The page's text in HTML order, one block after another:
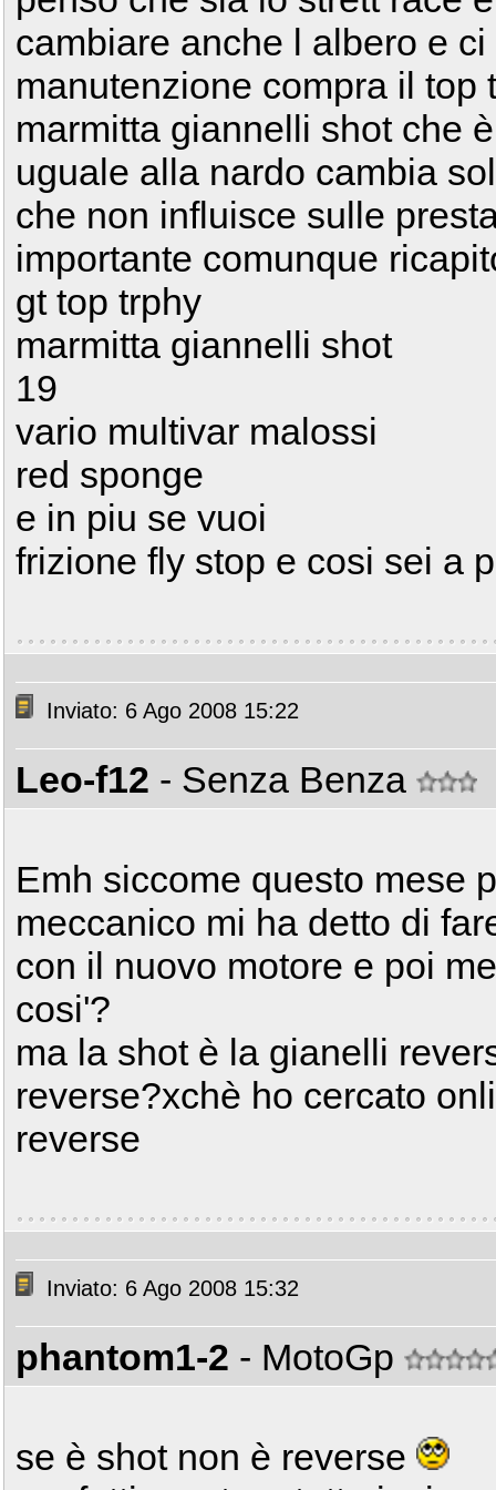
cambiare anche l albero e
manutenzione compra il top
marmitta giannelli shot che
uguale alla nardo cambia
che non influisce sulle
importante comunque
gt top trphy
marmitta giannelli shot
19
vario multivar malossi
red sponge
e in piu se vuoi
frizione fly stop e cosi sei a
Inviato: 6 Ago 2008 15:22
Leo-f12 - Senza Benza
Emh siccome questo mese
meccanico mi ha detto di
con il nuovo motore e poi
cosi'?
ma la shot è la gianelli
reverse?xchè ho cercato
reverse
Inviato: 6 Ago 2008 15:32
phantom1-2 - MotoGp
se è shot non è reverse